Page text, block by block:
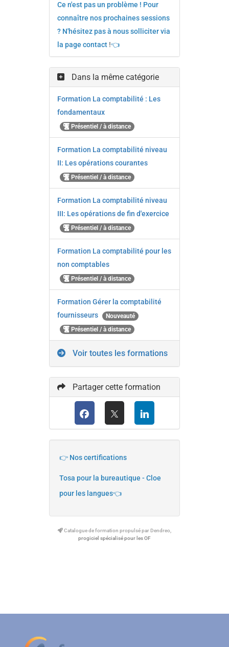
Ce n'est pas un problème ! Pour
connaître nos prochaines sessions
? N'hésitez pas à nous solliciter via
la page contact!👈
Dans la même catégorie
Formation La comptabilité : Les
fondamentaux
Présentiel / à distance
Formation La comptabilité niveau
II: Les opérations courantes
Présentiel / à distance
Formation La comptabilité niveau
III: Les opérations de fin d'exercice
Présentiel / à distance
Formation La comptabilité pour les
non comptables
Présentiel / à distance
Formation Gérer la comptabilité
fournisseurs
Nouveauté
Présentiel / à distance
Voir toutes les formations
Partager cette formation
👉 Nos certifications
Tosa pour la bureautique - Cloe
pour les langues👈
Catalogue de formation propulsé par Dendreo,
progiciel spécialisé pour les OF